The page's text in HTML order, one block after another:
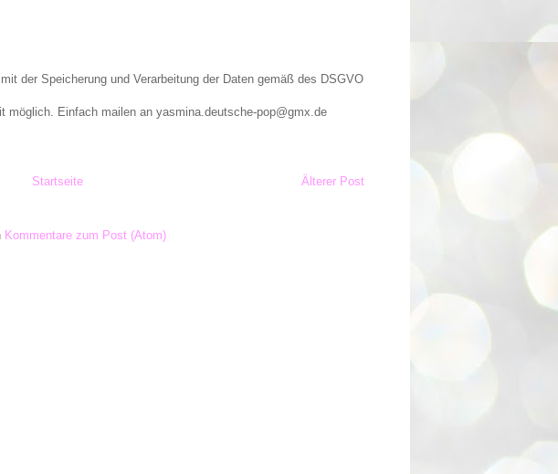
der Speicherung und Verarbeitung der Daten gemäß des DSGVO
möglich. Einfach mailen an yasmina.deutsche-pop@gmx.de
Älterer Post
Startseite
Kommentare zum Post (Atom)